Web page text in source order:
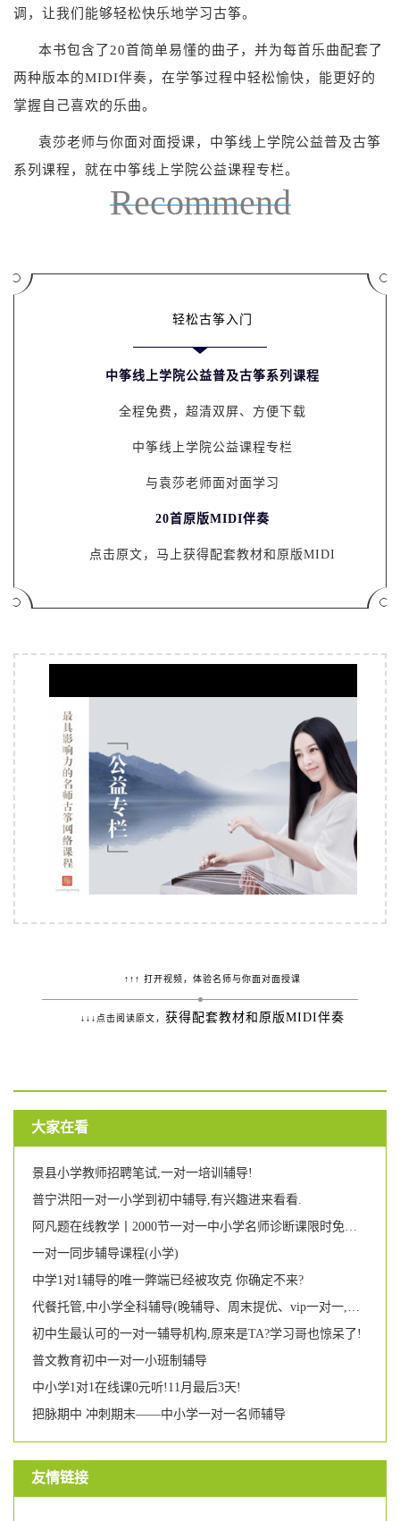
调，让我们能够轻松快乐地学习古筝。
本书包含了20首简单易懂的曲子，并为每首乐曲配套了
两种版本的MIDI伴奏，在学筝过程中轻松愉快，能更好的
掌握自己喜欢的乐曲。
袁莎老师与你面对面授课，中筝线上学院公益普及古筝
系列课程，就在中筝线上学院公益课程专栏。
Recommend
轻松古筝入门
中筝线上学院公益普及古筝系列课程
全程免费，超清双屏、方便下载
中筝线上学院公益课程专栏
与袁莎老师面对面学习
20首原版MIDI伴奏
点击原文，马上获得配套教材和原版MIDI
↑↑↑ 打开视频，体验名师与你面对面授课
↓↓↓点击阅读原文， 获得配套教材和原版MIDI伴奏
大家在看
景县小学教师招聘笔试,一对一培训辅导!
普宁洪阳一对一小学到初中辅导,有兴趣进来看看.
阿凡题在线教学丨2000节一对一中小学名师诊断课限时免费抢!
一对一同步辅导课程(小学)
中学1对1辅导的唯一弊端已经被攻克 你确定不来?
代餐托管,中小学全科辅导(晚辅导、周末提优、vip一对一,幼小衔接),家长们统统看过来喔!!!
初中生最认可的一对一辅导机构,原来是TA?学习哥也惊呆了!
普文教育初中一对一小班制辅导
中小学1对1在线课0元听!11月最后3天!
把脉期中 冲刺期末——中小学一对一名师辅导
友情链接